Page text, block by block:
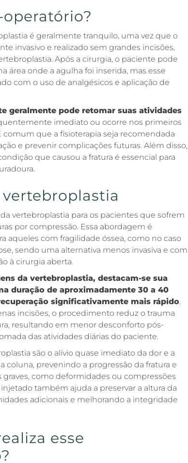
é geralmente tranquilo, uma vez que o
invasivo e realizado sem grandes incisões,
Após a cirurgia, o paciente pode
área onde a agulha foi inserida, mas esse
com o uso de analgésicos e aplicação de
geralmente pode retomar suas atividades
imediato ou ocorre nos primeiros
comum que a fisioterapia seja recomendada
e prevenir complicações futuras. Além disso,
que causou a fratura é essencial para
vertebroplastia para os pacientes que sofrem
por compressão. Essa abordagem é
aqueles com fragilidade óssea, como no caso
sendo uma alternativa menos invasiva e com
à cirurgia aberta.
da vertebroplastia, destacam-se sua
duração de aproximadamente 30 a 40
significativamente mais rápido.
incisões, o procedimento reduz o trauma
resultando em menor desconforto pós-
das atividades diárias do paciente.
são o alívio quase imediato da dor e a
coluna, prevenindo a progressão da fratura e
como deformidades ou compressões
também ajuda a preservar a altura da
adicionais e melhorando a integridade
esse